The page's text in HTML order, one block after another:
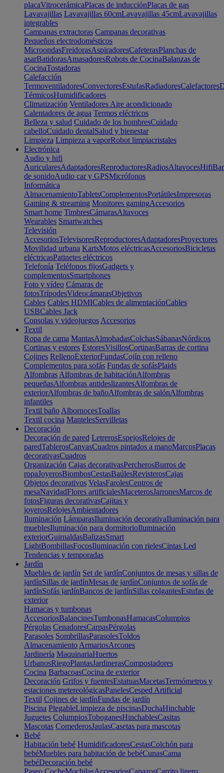
placaVitrocerámicaPlacas de inducciónPlacas de gas
Lavavajillas Lavavajillas 60cmLavavajillas 45cmLavavajillas
integrables
Campanas extractoras Campanas decorativas
Pequeños electrodomésticos
MicroondasFreidorasAspiradoresCafeterasPlanchas de
asarBatidorasAmasadoresRobots de CocinaBalanzas de
CocinaTostadoras
Calefacción
TermoventiladoresConvectoresEstufasRadiadoresCalefactores
TérmicosHumidificadores
Climatización Ventiladores Aire acondicionado
Calentadores de agua Termos eléctricos
Belleza y salud Cuidado de los hombresCuidado
cabelloCuidado dentalSalud y bienestar
Limpieza Limpieza a vaporRobot limpiacristales
Electrónica
Audio y hifi
AuricularesAdaptadoresReproductoresRadiosAltavocesHifi
de sonidoAudio car y GPSMicrófonos
Informática
AlmacenamientoTabletsComplementosPortátilesImpresoras
Gaming & streaming Monitores gamingAccesorios
Smart home TimbresCámarasAltavoces
Wearables Smartwatches
Televisión
AccesoriosTelevisoresReproductoresAdaptadoresProyectores
Movilidad urbana KartsMotos eléctricasAccesoriosBicicletas
eléctricasPatinetes eléctricos
Telefonía Teléfonos fijosGadgets y
complementosSmartphones
Foto y vídeo Cámaras de
fotosTrípodesVideocámarasObjetivos
Cables Cables HDMICables de alimentaciónCables
USBCables Jack
Consolas y videojuegos Accesorios
Textil
Ropa de cama MantasAlmohadasColchasSábanasNórdicos
Cortinas y estores EstoresVisillosCortinasBarras de cortina
Cojines RellenoExteriorFundasCojín con relleno
Complementos para sofás Fundas de sofásPlaids
Alfombras Alfombras de habitaciónAlfombras
pequeñasAlfombras antideslizantesAlfombras de
exteriorAlfombras de bañoAlfombras de salónAlfombras
infantiles
Textil baño AlbornocesToallas
Textil cocina MantelesServilletas
Decoración
Decoración de pared LetrerosEspejosRelojes de
paredTablerosCanvasCuadros pintados a manoMarcosPlacas
decorativasCuadros
Organización Cajas decorativasPercherosBurros de
ropaJoyerosBiombosCestasBaúlesRevisterosCajas
Objetos decorativos VelasFarolesCentros de
mesaNavidadFlores artificialesMaceterosJarronesMarcos de
fotosFiguras decorativasCajitas y
joyerosRelojesAmbientadores
Iluminación LámparasIluminación decorativaIluminación para
mueblesIluminación para dormitorioIluminación
exteriorGuirnaldasBalizasSmart
LightBombillasFocosIluminación con rielesCintas Led
Tendencias y temporadas
Jardín
Muebles de jardín Set de jardínConjuntos de mesas y sillas de
jardínSillas de jardínMesas de jardínConjuntos de sofás de
jardínSofás jardínBancos de jardínSillas colgantesEstufas de
exterior
Hamacas y tumbonas
AccesoriosBalancinesTumbonasHamacasColumpios
Pérgolas CenadoresCarpasPérgolas
Parasoles SombrillasParasolesToldos
Almacenamiento ArmariosArcones
Jardinería MaquinariaHuertos
UrbanosRiegoPlantasJardinerasCompostadores
Cocina BarbacoasCocina de exterior
Decoración Grifos y fuentesEstatuasMacetasTermómetros y
estaciones metereológicasPanelesCesped Artificial
Textil Cojines de jardínFundas de jardín
Piscina PlegableLimpieza de piscinasDuchaHinchable
Juguetes ColumpiosToboganesHinchablesCasitas
Mascotas ComederosJaulasCasetas para mascotas
Bebé
Habitación bebé HumidificadoresCestasColchón para
bebéMuebles para habitación de bebéCunasCama
bebéDecoración bebé
Paseo CocheMochilasAccesoriosCapazosCarrito ligero